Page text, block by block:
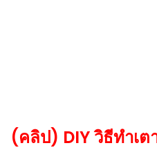
(คลิป) DIYวิธีทำเต